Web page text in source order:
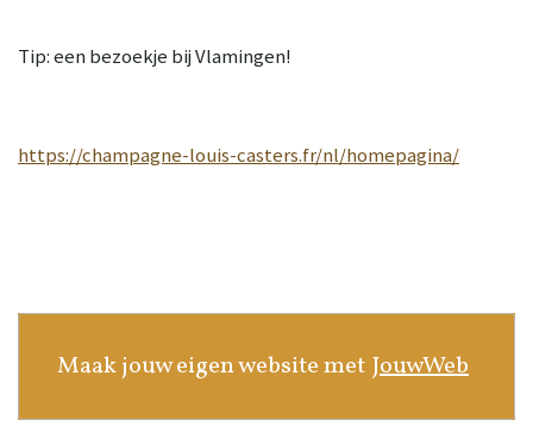
Tip: een bezoekje bij Vlamingen!
https://champagne-louis-casters.fr/nl/homepagina/
Maak jouw eigen website met JouwWeb